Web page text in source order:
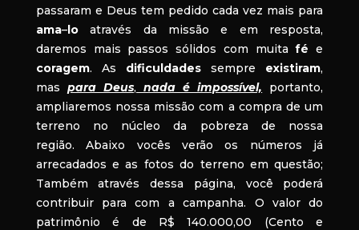
passaram e Deus tem pedido cada vez mais para
ama–loatravés da missão e em resposta,
daremos mais passos sólidos com muitafé e
coragem. As dificuldades sempre existiram,
mas para Deus, nada é impossível, portanto,
ampliaremos nossa missão com a compra de um
terreno no núcleo da pobreza de nossa
região. Abaixo vocês verão os números já
arrecadados e as fotos do terreno em questão;
Também através dessa página, você poderá
contribuir para com a campanha. O valor do
patrimônio é de R$ 140.000,00 (Cento e